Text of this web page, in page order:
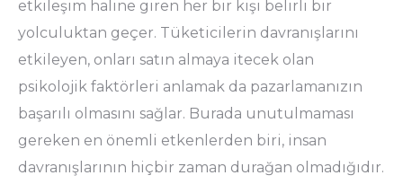
etkileşim haline giren her bir kişi belirli bir
yolculuktan geçer. Tüketicilerin davranışlarını
etkileyen, onları satın almaya itecek olan
psikolojik faktörleri anlamak da pazarlamanızın
başarılı olmasını sağlar. Burada unutulmaması
gereken en önemli etkenlerden biri, insan
davranışlarının hiçbir zaman durağan olmadığıdır.